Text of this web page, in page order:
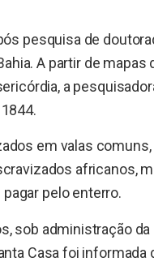
pesquisa de
A partir de
a
em valas
africanos,
pelo enterro.
sob administração da
Casa foi